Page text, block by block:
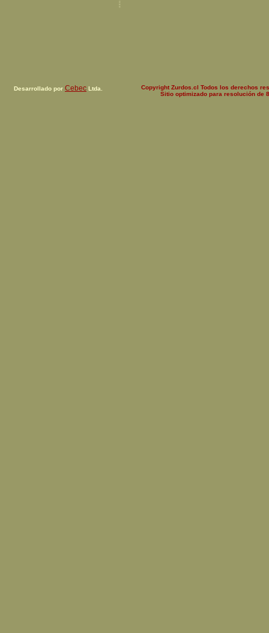
Desarrollado por Cebec Ltda.
Copyright Zurdos.cl Todos los derechos
Sitio optimizado para resolución de